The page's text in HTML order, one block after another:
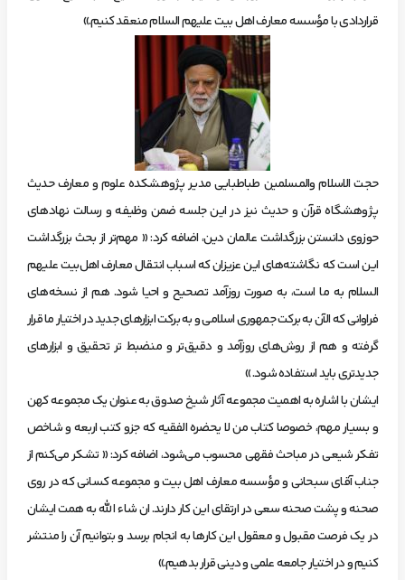
قراردادی با مؤسسه معارف اهل بیت علیهم السلام منعقد کنیم.»
حجت الاسلام والمسلمین طباطبایی مدیر پژوهشکده علوم و معارف حدیث
پژوهشگاه قرآن و حدیث نیز در این جلسه ضمن وظیفه و رسالت نهادهای
حوزوی دانستن بزرگداشت عالمان دین، اضافه کرد: « مهم‌تر از بحث بزرگداشت
این است که نگاشته‌های این عزیزان که اسباب انتقال معارف اهل‌بیت علیهم
السلام به ما است، به صورت روزآمد تصحیح و احیا شود. هم از نسخه‌های
فراوانی که الآن به برکت جمهوری اسلامی و به برکت ابزارهای جدید در اختیار ما قرار
گرفته و هم از روش‌های روزآمد و دقیق‌تر و منضبط ‌تر تحقیق و ابزارهای
جدیدتری باید استفاده شود. »
ایشان با اشاره به اهمیت مجموعه آثار شیخ صدوق به عنوان یک مجموعه کهن
و بسیار مهم، خصوصا کتاب من لا یحضره الفقیه که جزو کتب اربعه و شاخص
تفکر شیعی در مباحث فقهی محسوب می‌شود، اضافه کرد: « تشکر می‌کنم از
جناب آقای سبحانی و مؤسسه معارف اهل بیت و مجموعه کسانی که در روی
صحنه و پشت صحنه سعی در ارتقای این کار دارند. ان شاء الله به همت ایشان
در یک فرصت مقبول و معقول این کارها به انجام برسد و بتوانیم آن را منتشر
کنیم و در اختیار جامعه علمی و دینی قرار بدهیم.»